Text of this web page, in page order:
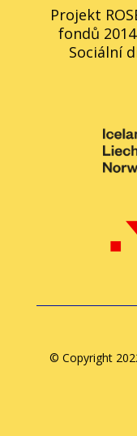
Projekt
fondů
Sociální
© Copyright